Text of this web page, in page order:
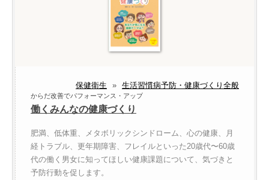
保健衛生 » 生活習慣病予防・健康づくり全般
からだ改善でパフォーマンス・アップ
働くみんなの健康づくり
肥満、低体重、メタボリックシンドローム、心の健康、月
経トラブル、更年期障害、フレイルといった20歳代〜60歳
代の働く男女に知ってほしい健康課題について、気づきと
予防行動を促します。